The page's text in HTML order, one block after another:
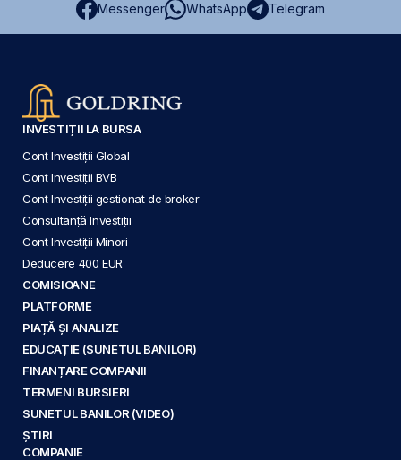
Messenger WhatsApp Telegram
INVESTIȚII LA BURSA
Cont Investiții Global
Cont Investiții BVB
Cont Investiții gestionat de broker
Consultanță Investiții
Cont Investiții Minori
Deducere 400 EUR
COMISIOANE
PLATFORME
PIAȚĂ ȘI ANALIZE
EDUCAȚIE (SUNETUL BANILOR)
FINANȚARE COMPANII
TERMENI BURSIERI
SUNETUL BANILOR (VIDEO)
ȘTIRI
COMPANIE